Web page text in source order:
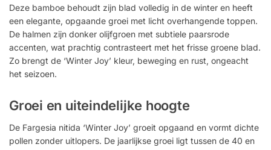
Deze bamboe behoudt zijn blad volledig in de winter en heeft
een elegante, opgaande groei met licht overhangende toppen.
De halmen zijn donker olijfgroen met subtiele paarsrode
accenten, wat prachtig contrasteert met het frisse groene blad.
Zo brengt de ‘Winter Joy’ kleur, beweging en rust, ongeacht
het seizoen.
Groei en uiteindelijke hoogte
De Fargesia nitida ‘Winter Joy’ groeit opgaand en vormt dichte
pollen zonder uitlopers. De jaarlijkse groei ligt tussen de 40 en